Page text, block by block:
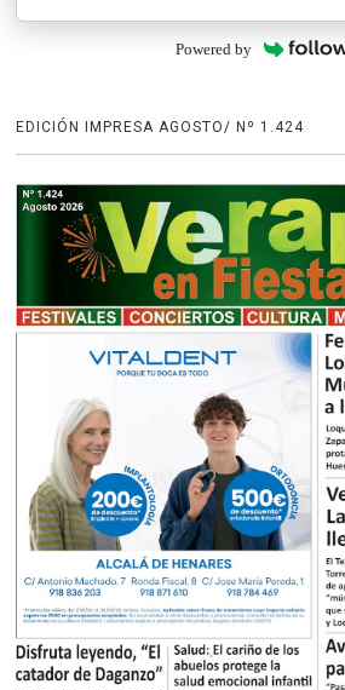
Powered by
EDICIÓN IMPRESA AGOSTO/ Nº 1.424